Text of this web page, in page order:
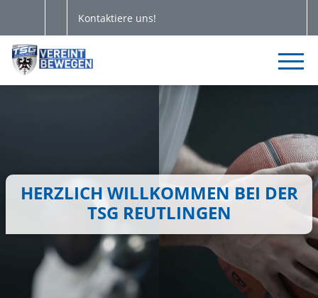
Kontaktiere uns!
HERZLICH WILLKOMMEN BEI DER
TSG REUTLINGEN